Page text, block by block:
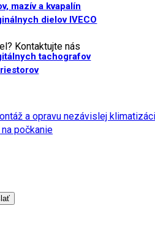
mazív a kvapalín
dielov IVECO
tachografov
Kontaktujte nás
a opravu nezávislej
počkanie